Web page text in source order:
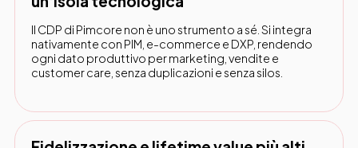
Il CDP di Pimcore non è uno strumento a sé. Si integra
nativamente con PIM, e-commerce e DXP, rendendo
ogni dato produttivo per marketing, vendite e
customer care, senza duplicazioni e senza silos.